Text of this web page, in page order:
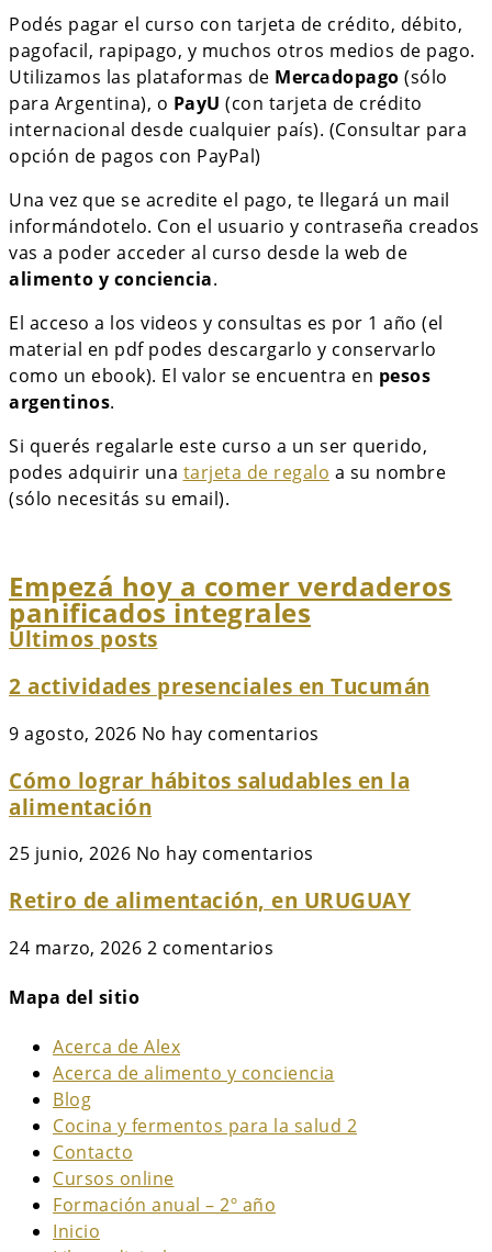
Podés pagar el curso con tarjeta de crédito, débito,
pagofacil, rapipago, y muchos otros medios de pago.
Utilizamos las plataformas de Mercadopago (sólo
para Argentina), o PayU (con tarjeta de crédito
internacional desde cualquier país). (Consultar para
opción de pagos con PayPal)
Una vez que se acredite el pago, te llegará un mail
informándotelo. Con el usuario y contraseña creados
vas a poder acceder al curso desde la web de
alimento y conciencia.
El acceso a los videos y consultas es por 1 año (el
material en pdf podes descargarlo y conservarlo
como un ebook). El valor se encuentra en pesos
argentinos.
Si querés regalarle este curso a un ser querido,
podes adquirir una tarjeta de regalo a su nombre
(sólo necesitás su email).
Empezá hoy a comer verdaderos
panificados integrales
Últimos posts
2 actividades presenciales en Tucumán
9 agosto, 2026 No hay comentarios
Cómo lograr hábitos saludables en la
alimentación
25 junio, 2026 No hay comentarios
Retiro de alimentación, en URUGUAY
24 marzo, 2026 2 comentarios
Mapa del sitio
Acerca de Alex
Acerca de alimento y conciencia
Blog
Cocina y fermentos para la salud 2
Contacto
Cursos online
Formación anual – 2º año
Inicio